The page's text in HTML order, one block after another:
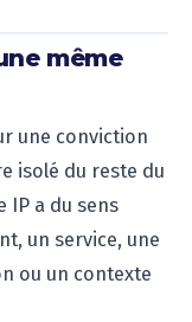
même
une conviction
isolé du reste du
IP a du sens
un service, une
ou un contexte